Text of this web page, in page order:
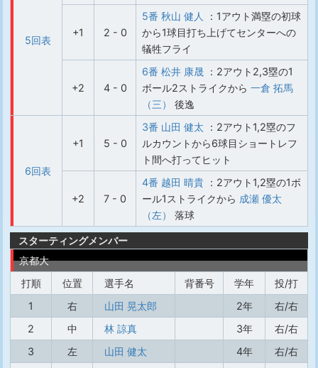
5回表
+1 2 - 0
5番 秋山 健人
：1アウト満塁の初球
から1球目打ち上げてセンターへの
犠牲フライ
+2 4 - 0
6番 松井 康晟 ：2アウト2,3塁の1
ボール2ストライクから 一倉 拓馬
（三）
後逸
6回表
+1 5 - 0
3番 山田 健太 ：2アウト1,2塁のフ
ルカウントから6球目ショートレフ
ト間へ打ってヒット
+2 7 - 0
4番 越田 晴貴 ：2アウト1,2塁の1ボ
ール1ストライクから 成瀬 優太
（左）
落球
スターティングメンバー
京都大
打順
位置 選手名 背番号 学年
投/打
1
右 山田 晃太郎 2年
右/右
2
中 林 諒真 3年
右/右
3
左 山田 健太 4年
右/右